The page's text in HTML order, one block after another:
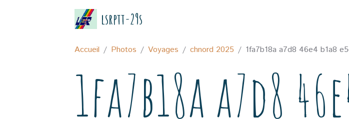
lsrptt-29s
Accueil Photos Voyages chnord 2025 1fa7b18a a7d8 46e4 b1a8
1fa7b18a a7d8